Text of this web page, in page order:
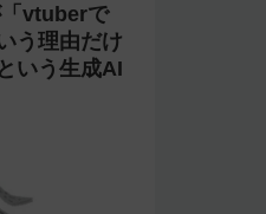
「vtuberで
う理由だけ
いう生成AI